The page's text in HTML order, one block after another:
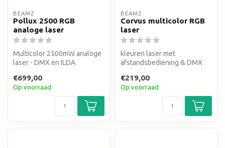
BEAMZ
Pollux 2500 RGB
analoge laser
Multicolor 2500mW analoge
laser - DMX en ILDA
€699,00
Op voorraad
BEAMZ
Corvus multicolor RGB
laser
kleuren laser met
afstandsbediening & DMX
€219,00
Op voorraad